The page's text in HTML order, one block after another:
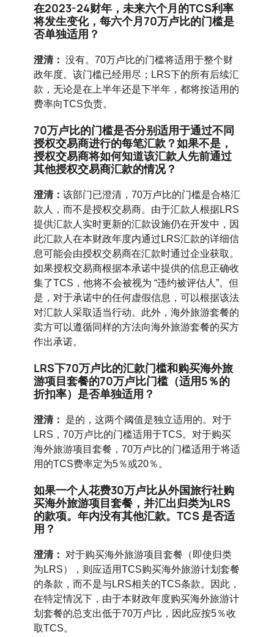
在2023-24财年，未来六个月的TCS利率
将发生变化，每六个月70万卢比的门槛是
否单独适用？
澄清： 没有。70万卢比的门槛将适用于整个财
政年度。该门槛已经用尽；LRS下的所有后续汇
款，无论是在上半年还是下半年，都将按适用的
费率向TCS负责。
70万卢比的门槛是否分别适用于通过不同
授权交易商进行的每笔汇款？如果不是，
授权交易商将如何知道该汇款人先前通过
其他授权交易商汇款的情况？
澄清： 该部门已澄清，70万卢比的门槛是合格汇
款人，而不是授权交易商。由于汇款人根据LRS
提供汇款人实时更新的汇款设施仍在开发中，因
此汇款人在本财政年度内通过LRS汇款的详细信
息可能会由授权交易商在汇款时通过企业获取。
如果授权交易商根据本承诺中提供的信息正确收
集了TCS，他将不会被视为 “违约被评估人”。但
是，对于承诺中的任何虚假信息，可以根据该法
对汇款人采取适当行动。此外，海外旅游套餐的
卖方可以遵循同样的方法向海外旅游套餐的买方
作出承诺。
LRS下70万卢比的汇款门槛和购买海外旅
游项目套餐的70万卢比门槛（适用5％的
折扣率）是否单独适用？
澄清： 是的，这两个阈值是独立适用的。对于
LRS，70万卢比的门槛适用于TCS。对于购买
海外旅游项目套餐，70万卢比的门槛适用于将适
用的TCS费率定为5％或20％。
如果一个人花费30万卢比从外国旅行社购
买海外旅游项目套餐，并汇出归类为LRS
的款项。年内没有其他汇款。TCS 是否适
用？
澄清： 对于购买海外旅游项目套餐（即使归类
为LRS），则应适用TCS购买海外旅游计划套餐
的条款，而不是与LRS相关的TCS条款。因此，
在特定情况下，由于本财政年度购买海外旅游计
划套餐的总支出低于70万卢比，因此应按5％收
取TCS。